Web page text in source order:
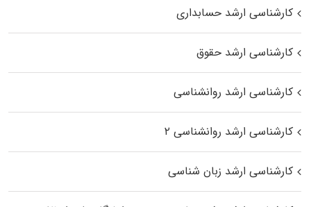
کارشناسی ارشد حسابداری
کارشناسی ارشد حقوق
کارشناسی ارشد روانشناسی
کارشناسی ارشد روانشناسی ۲
کارشناسی ارشد زبان شناسی